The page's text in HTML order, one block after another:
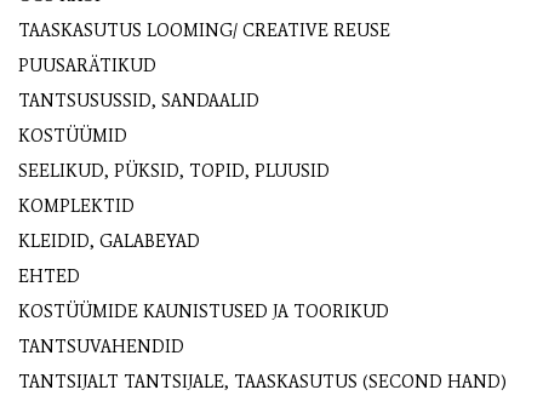
TAASKASUTUS LOOMING/ CREATIVE REUSE
PUUSARÄTIKUD
TANTSUSUSSID, SANDAALID
KOSTÜÜMID
SEELIKUD, PÜKSID, TOPID, PLUUSID
KOMPLEKTID
KLEIDID, GALABEYAD
EHTED
KOSTÜÜMIDE KAUNISTUSED JA TOORIKUD
TANTSUVAHENDID
TANTSIJALT TANTSIJALE, TAASKASUTUS (SECOND HAND)